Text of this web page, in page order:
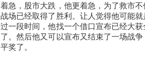
着急，股市大跌，他更着急，为了救市
战场已经取得了胜利。让人觉得他可能
过一段时间，他找一个借口宣布已经大
了。然后他又可以宣布又结束了一场战
平奖了。